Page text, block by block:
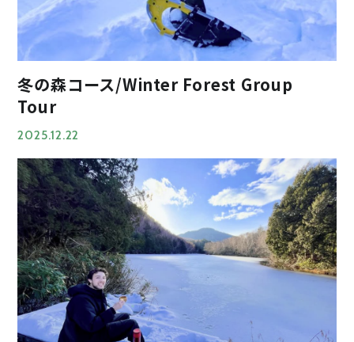
冬の森コース/Winter Forest Group
Tour
2025.12.22